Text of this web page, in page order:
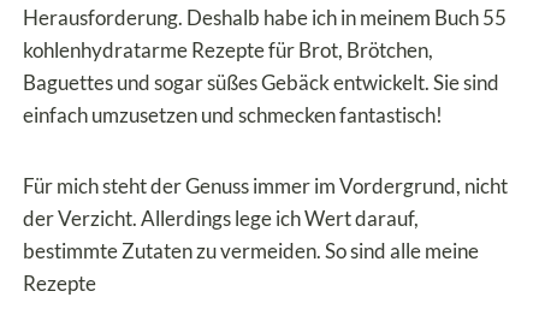
Herausforderung. Deshalb habe ich in meinem Buch 55
kohlenhydratarme Rezepte für Brot, Brötchen,
Baguettes und sogar süßes Gebäck entwickelt. Sie sind
einfach umzusetzen und schmecken fantastisch!
Für mich steht der Genuss immer im Vordergrund, nicht
der Verzicht. Allerdings lege ich Wert darauf,
bestimmte Zutaten zu vermeiden. So sind alle meine
Rezepte